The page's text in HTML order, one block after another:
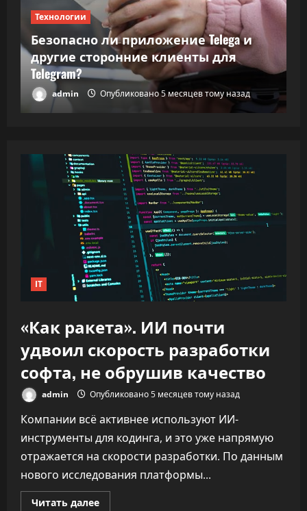
Технологии
Безопасно ли приложение Telega и
другие сторонние клиенты для
Telegram?
admin Опубликовано 5 месяцев тому назад
IT
«Как ракета». ИИ почти
удвоил скорость разработки
софта, не обрушив качество
admin Опубликовано 5 месяцев тому назад
Компании всё активнее используют ИИ-
инструменты для кодинга, и это уже напрямую
отражается на скорости разработки. По данным
нового исследования платформы...
Читать далееПрочитать